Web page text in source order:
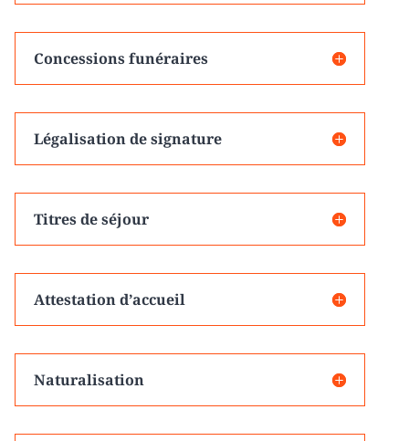
Concessions funéraires
Légalisation de signature
Titres de séjour
Attestation d’accueil
Naturalisation